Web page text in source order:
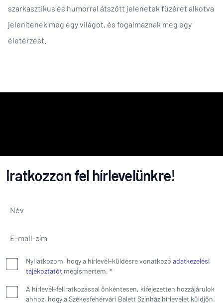
szarkasztikus és humorral átszőtt jelenetek füzérét alkotva
jelenítenek meg egy világot, és fogalmaznak meg egy
életérzést.
Iratkozzon fel hírlevelünkre!
Név
E-mail-cím
Nyilatkozom, hogy a hírlevél-küldésre vonatkozó adatkezelési
tájékoztatót megismertem. *
A hírlevél-feliratkozással önkéntesen, kifejezetten hozzájárulok
ahhoz, hogy a Székesfehérvári Balett Színház hírlevelet küldjön.